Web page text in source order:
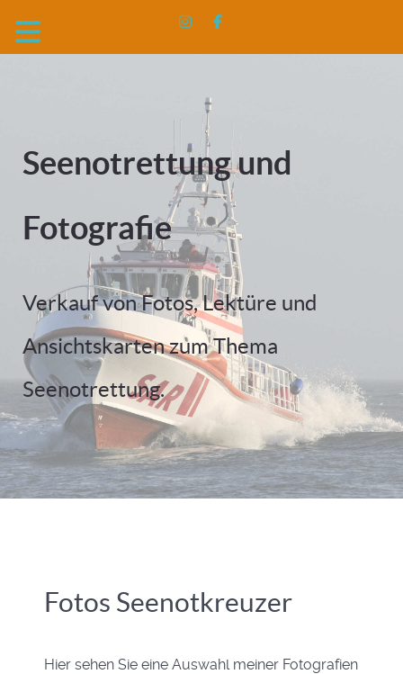
Seenotrettung und
Fotografie
Verkauf von Fotos, Lektüre und
Ansichtskarten zum Thema
Seenotrettung.
Fotos Seenotkreuzer
Hier sehen Sie eine Auswahl meiner Fotografien